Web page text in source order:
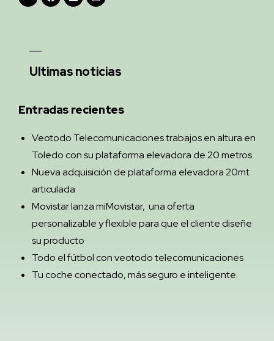
Ultimas noticias
Entradas recientes
Veotodo Telecomunicaciones trabajos en altura en
Toledo con su plataforma elevadora de 20 metros
Nueva adquisición de plataforma elevadora 20mt
articulada
Movistar lanza miMovistar, una oferta
personalizable y flexible para que el cliente diseñe
su producto
Todo el fútbol con veotodo telecomunicaciones
Tu coche conectado, más seguro e inteligente.